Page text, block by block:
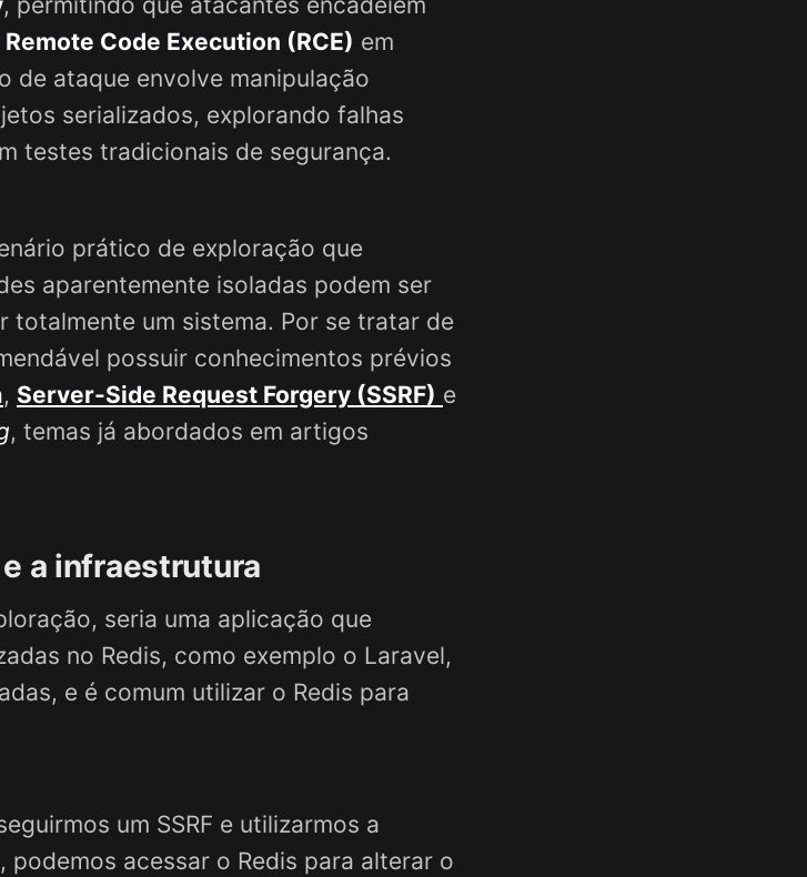
Remote Code Execution (RCE) em
de ataque envolve manipulação
serializados, explorando falhas
testes tradicionais de segurança.
prático de exploração que
aparentemente isoladas podem ser
totalmente um sistema. Por se tratar de
possuir conhecimentos prévios
, Server-Side Request Forgery (SSRF) e
, temas já abordados em artigos
a infraestrutura
seria uma aplicação que
no Redis, como exemplo o Laravel,
e é comum utilizar o Redis para
um SSRF e utilizarmos a
acessar o Redis para alterar o